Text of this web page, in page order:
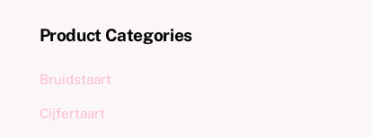
Product Categories
Bruidstaart
Cijfertaart